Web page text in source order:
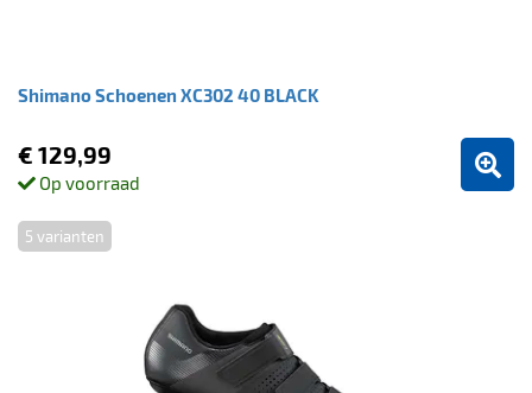
Shimano Schoenen XC302 40 BLACK
€ 129,99
Op voorraad
5 varianten